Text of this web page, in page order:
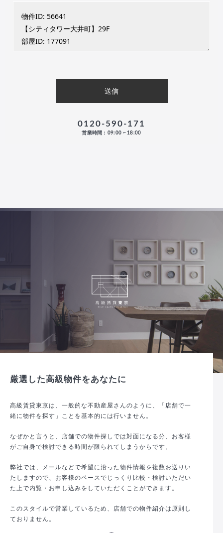
0120-590-171
営業時間：09:00 ~ 18:00
厳選した高級物件をあなたに
高級賃貸東京は、一般的な不動産屋さんのように、「店舗で一
緒に物件を探す」ことを基本的には行いません。
なぜかと言うと、店舗での物件探しでは対面になる分、お客様
がご自身で検討できる時間が限られてしまうからです。
弊社では、メールなどで希望に沿った物件情報を複数お送りい
たしますので、お客様のペースでじっくり比較・検討いただい
た上で内覧・お申し込みをしていただくことができます。
このスタイルで営業しているため、店舗での物件紹介は原則し
ておりません。